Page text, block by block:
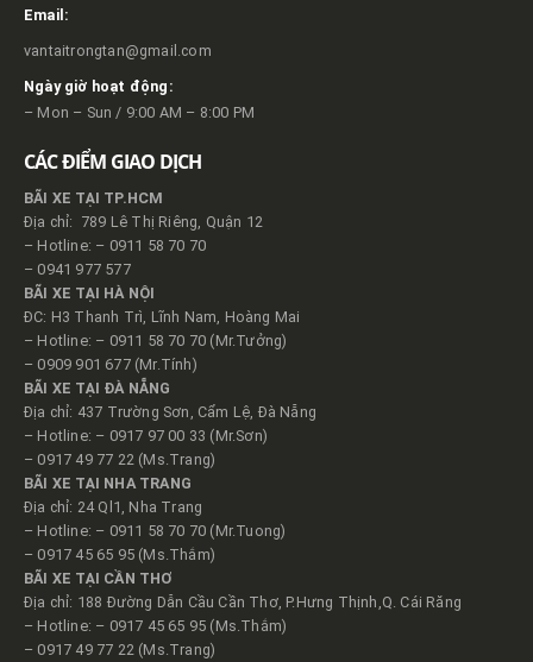
Email:
vantaitrongtan@gmail.com
Ngày giờ hoạt động:
– Mon – Sun / 9:00 AM – 8:00 PM
CÁC ĐIỂM GIAO DỊCH
BÃI XE TẠI TP.HCM
Địa chỉ: 789 Lê Thị Riêng, Quận 12
– Hotline: – 0911 58 70 70
– 0941 977 577
BÃI XE TẠI HÀ NỘI
ĐC: H3 Thanh Trì, Lĩnh Nam, Hoàng Mai
– Hotline: – 0911 58 70 70 (Mr.Tưởng)
– 0909 901 677 (Mr.Tính)
BÃI XE TẠI ĐÀ NẴNG
Địa chỉ: 437 Trường Sơn, Cẩm Lệ, Đà Nẵng
– Hotline: – 0917 97 00 33 (Mr.Sơn)
– 0917 49 77 22 (Ms.Trang)
BÃI XE TẠI NHA TRANG
Địa chỉ: 24 Ql1, Nha Trang
– Hotline: – 0911 58 70 70 (Mr.Tuong)
– 0917 45 65 95 (Ms.Thắm)
BÃI XE TẠI CẦN THƠ
Địa chỉ: 188 Đường Dẫn Cầu Cần Thơ, P.Hưng Thịnh,Q. Cái Răng
– Hotline: – 0917 45 65 95 (Ms.Thắm)
– 0917 49 77 22 (Ms.Trang)